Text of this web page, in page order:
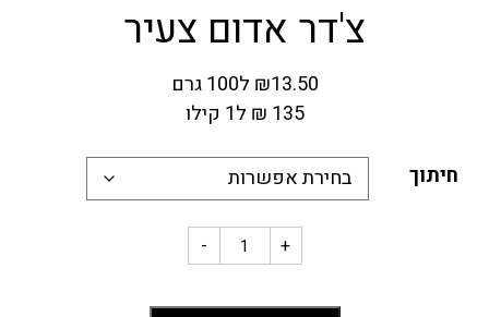
צ'דר אדום צעיר
₪13.50
ל100 גרם
135
₪ ל1 קילו
חיתוך
- +